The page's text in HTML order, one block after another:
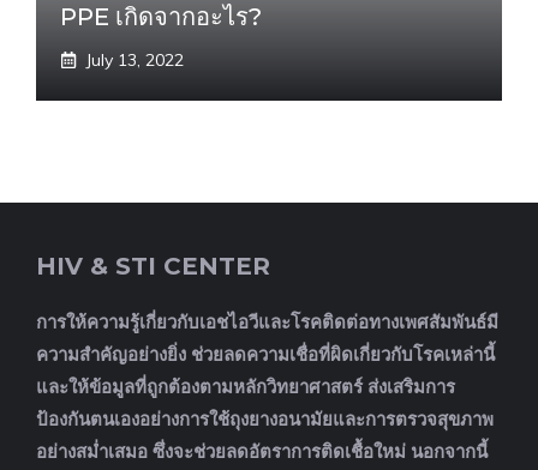
PPE เกิดจากอะไร?
July 13, 2022
HIV & STI CENTER
การให้ความรู้เกี่ยวกับเอชไอวีและโรคติดต่อทางเพศสัมพันธ์มี
ความสำคัญอย่างยิ่ง ช่วยลดความเชื่อที่ผิดเกี่ยวกับโรคเหล่านี้
และให้ข้อมูลที่ถูกต้องตามหลักวิทยาศาสตร์ ส่งเสริมการ
ป้องกันตนเองอย่างการใช้ถุงยางอนามัยและการตรวจสุขภาพ
อย่างสม่ำเสมอ ซึ่งจะช่วยลดอัตราการติดเชื้อใหม่ นอกจากนี้